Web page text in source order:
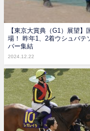
【東京大賞典（G1）展望
場！ 昨年1、2着ウシュバテ
バー集結
2024.12.22